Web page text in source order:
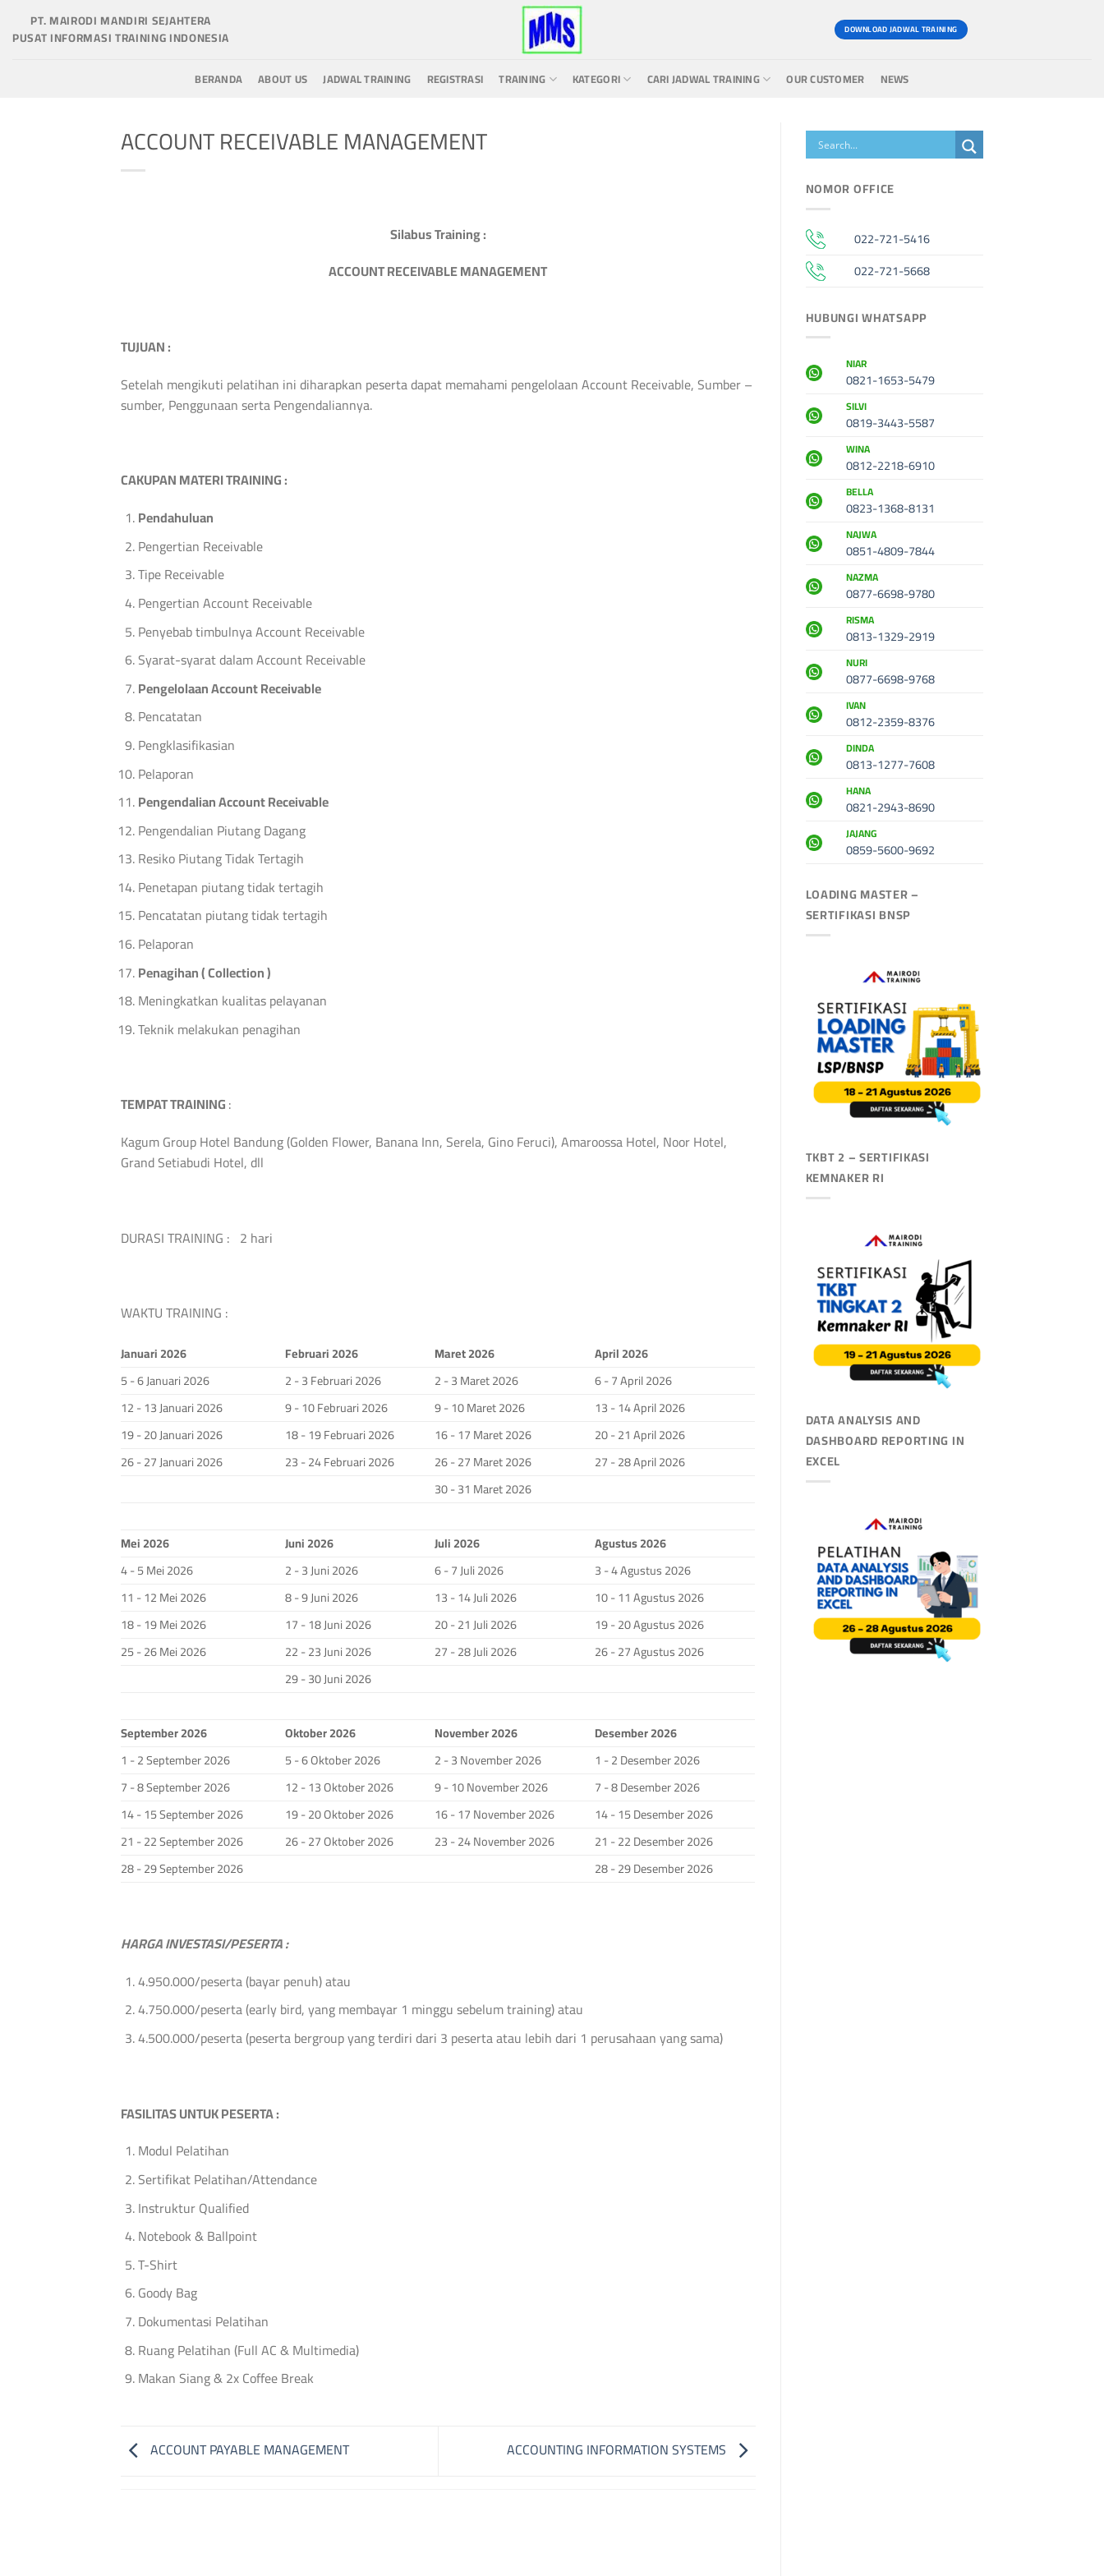
PT. MAIRODI MANDIRI SEJAHTERA
PUSAT INFORMASI TRAINING INDONESIA
DOWNLOAD JADWAL TRAINING
BERANDA ABOUT US JADWAL TRAINING REGISTRASI TRAINING KATEGORI CARI JADWAL TRAINING OUR CUSTOMER NEWS
ACCOUNT RECEIVABLE MANAGEMENT
Silabus Training :
ACCOUNT RECEIVABLE MANAGEMENT
TUJUAN:
Setelah mengikuti pelatihan ini diharapkan peserta dapat memahami pengelolaan Account Receivable, Sumber –
sumber, Penggunaan serta Pengendaliannya.
CAKUPAN MATERI TRAINING :
Pendahuluan
Pengertian Receivable
Tipe Receivable
Pengertian Account Receivable
Penyebab timbulnya Account Receivable
Syarat-syarat dalam Account Receivable
Pengelolaan Account Receivable
Pencatatan
Pengklasifikasian
Pelaporan
Pengendalian Account Receivable
Pengendalian Piutang Dagang
Resiko Piutang Tidak Tertagih
Penetapan piutang tidak tertagih
Pencatatan piutang tidak tertagih
Pelaporan
Penagihan ( Collection )
Meningkatkan kualitas pelayanan
Teknik melakukan penagihan
TEMPAT TRAINING:
Kagum Group Hotel Bandung (Golden Flower, Banana Inn, Serela, Gino Feruci), Amaroossa Hotel, Noor Hotel,
Grand Setiabudi Hotel, dll
DURASI TRAINING : 2 hari
WAKTU TRAINING :
Januari 2026 Februari 2026 Maret 2026
April 2026
5 - 6 Januari 2026
2 - 3 Februari 2026 2 - 3 Maret 2026
6 - 7 April 2026
12 - 13 Januari 2026
9 - 10 Februari 2026 9 - 10 Maret 2026
13 - 14 April 2026
19 - 20 Januari 2026
18 - 19 Februari 2026 16 - 17 Maret 2026
20 - 21 April 2026
26 - 27 Januari 2026
23 - 24 Februari 2026 26 - 27 Maret 2026
27 - 28 April 2026
30 - 31 Maret 2026
Mei 2026 Juni 2026 Juli 2026
Agustus 2026
4 - 5 Mei 2026
2 - 3 Juni 2026 6 - 7 Juli 2026
3 - 4 Agustus 2026
11 - 12 Mei 2026
8 - 9 Juni 2026 13 - 14 Juli 2026
10 - 11 Agustus 2026
18 - 19 Mei 2026
17 - 18 Juni 2026 20 - 21 Juli 2026
19 - 20 Agustus 2026
25 - 26 Mei 2026
22 - 23 Juni 2026 27 - 28 Juli 2026
26 - 27 Agustus 2026
29 - 30 Juni 2026
September 2026 Oktober 2026 November 2026
Desember 2026
1 - 2 September 2026
5 - 6 Oktober 2026 2 - 3 November 2026
1 - 2 Desember 2026
7 - 8 September 2026
12 - 13 Oktober 2026 9 - 10 November 2026
7 - 8 Desember 2026
14 - 15 September 2026
19 - 20 Oktober 2026 16 - 17 November 2026
14 - 15 Desember 2026
21 - 22 September 2026
26 - 27 Oktober 2026 23 - 24 November 2026
21 - 22 Desember 2026
28 - 29 September 2026
28 - 29 Desember 2026
HARGA INVESTASI/PESERTA :
4.950.000/peserta (bayar penuh) atau
4.750.000/peserta (early bird, yang membayar 1 minggu sebelum training) atau
4.500.000/peserta (peserta bergroup yang terdiri dari 3 peserta atau lebih dari 1 perusahaan yang sama)
FASILITAS UNTUK PESERTA :
Modul Pelatihan
Sertifikat Pelatihan/Attendance
Instruktur Qualified
Notebook & Ballpoint
T-Shirt
Goody Bag
Dokumentasi Pelatihan
Ruang Pelatihan (Full AC & Multimedia)
Makan Siang & 2x Coffee Break
ACCOUNT PAYABLE MANAGEMENT ACCOUNTING INFORMATION SYSTEMS
NOMOR OFFICE
022-721-5416
022-721-5668
HUBUNGI WHATSAPP
NIAR
0821-1653-5479
SILVI
0819-3443-5587
WINA
0812-2218-6910
BELLA
0823-1368-8131
NAJWA
0851-4809-7844
NAZMA
0877-6698-9780
RISMA
0813-1329-2919
NURI
0877-6698-9768
IVAN
0812-2359-8376
DINDA
0813-1277-7608
HANA
0821-2943-8690
JAJANG
0859-5600-9692
LOADING MASTER –
SERTIFIKASI BNSP
TKBT 2 – SERTIFIKASI
KEMNAKER RI
DATA ANALYSIS AND
DASHBOARD REPORTING IN
EXCEL